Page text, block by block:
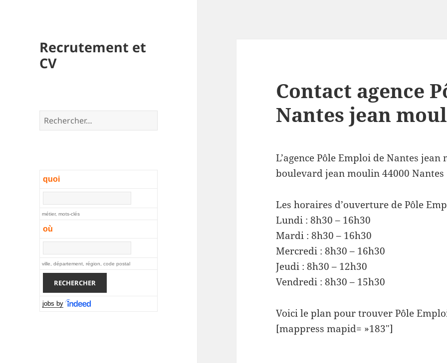
Recrutement et
CV
Rechercher :
quoi
métier, mots-clés
où
ville, département, région, code postal
jobs by
Contact agence
Nantes jean
L’agence Pôle Emploi de Nantes
boulevard jean moulin 44000 Nantes
Les horaires d’ouverture de Pôle
Lundi : 8h30 – 16h30
Mardi : 8h30 – 16h30
Mercredi : 8h30 – 16h30
Jeudi : 8h30 – 12h30
Vendredi : 8h30 – 15h30
Voici le plan pour trouver Pôle
[mappress mapid= »183″]